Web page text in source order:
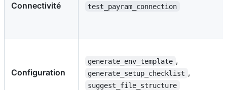
Connectivité test_payram_connection
Configuration
generate_env_template ,
generate_setup_checklist ,
suggest_file_structure